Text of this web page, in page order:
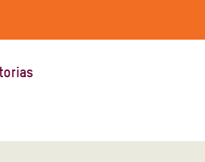
Estado y el aumento